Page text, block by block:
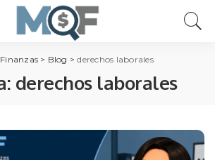
> Blog >derechos laborales
derechos laborales